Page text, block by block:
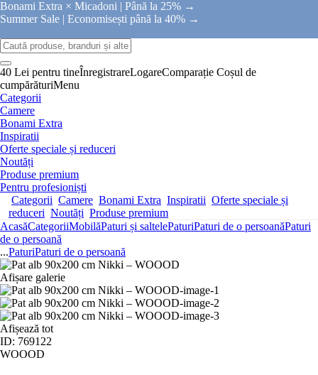
Bonami Extra × Micadoni | Până la 25% →
Summer Sale | Economisești până la 40% →
40 Lei pentru tineÎnregistrareLogareComparație Coșul de
cumpărăturiMenu
Categorii
Camere
Bonami Extra
Inspiratii
Oferte speciale și reduceri
Noutăți
Produse premium
Pentru profesioniști
Categorii Camere Bonami Extra Inspiratii Oferte speciale și
reduceri Noutăți Produse premium
AcasăCategoriiMobilăPaturi și saltelePaturiPaturi de o persoanăPaturi
de o persoană
...PaturiPaturi de o persoană
Afișare galerie
Afișează tot
ID: 769122
WOOOD